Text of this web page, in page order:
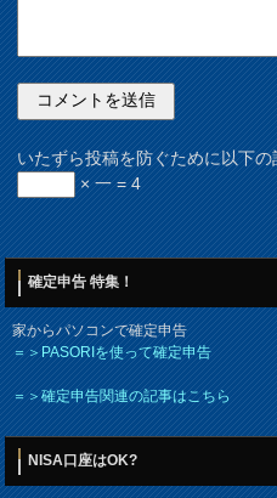
いたずら投稿を防ぐために以下
× 一 = 4
確定申告 特集！
家からパソコンで確定申告
＝＞PASORIを使って確定申告
＝＞確定申告関連の記事はこちら
NISA口座はOK?